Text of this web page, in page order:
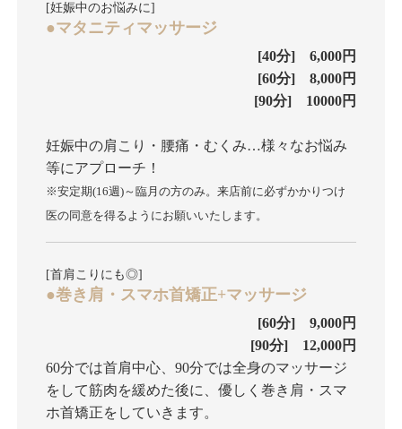
[妊娠中のお悩みに]
●マタニティマッサージ
[40分] 6,000円
[60分] 8,000円
[90分] 10000円
妊娠中の肩こり・腰痛・むくみ…様々なお悩み
等にアプローチ！
※安定期(16週)～臨月の方のみ。来店前に必ずかかりつけ
医の同意を得るようにお願いいたします。
[首肩こりにも◎]
●巻き肩・スマホ首矯正+マッサージ
[60分] 9,000円
[90分] 12,000円
60分では首肩中心、90分では全身のマッサージ
をして筋肉を緩めた後に、優しく巻き肩・スマ
ホ首矯正をしていきます。